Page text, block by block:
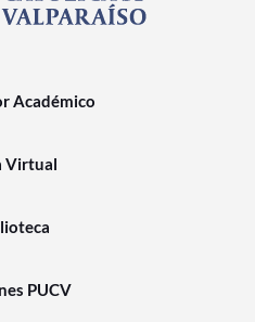
Académico
Virtual
PUCV